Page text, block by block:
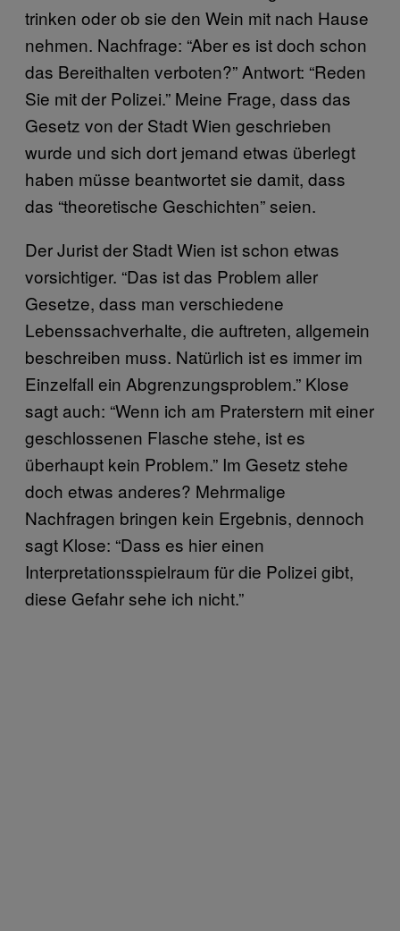
trinken oder ob sie den Wein mit nach Hause
nehmen. Nachfrage: “Aber es ist doch schon
das Bereithalten verboten?” Antwort: “Reden
Sie mit der Polizei.” Meine Frage, dass das
Gesetz von der Stadt Wien geschrieben
wurde und sich dort jemand etwas überlegt
haben müsse beantwortet sie damit, dass
das “theoretische Geschichten” seien.
Der Jurist der Stadt Wien ist schon etwas
vorsichtiger. “Das ist das Problem aller
Gesetze, dass man verschiedene
Lebenssachverhalte, die auftreten, allgemein
beschreiben muss. Natürlich ist es immer im
Einzelfall ein Abgrenzungsproblem.” Klose
sagt auch: “Wenn ich am Praterstern mit einer
geschlossenen Flasche stehe, ist es
überhaupt kein Problem.” Im Gesetz stehe
doch etwas anderes? Mehrmalige
Nachfragen bringen kein Ergebnis, dennoch
sagt Klose: “Dass es hier einen
Interpretationsspielraum für die Polizei gibt,
diese Gefahr sehe ich nicht.”